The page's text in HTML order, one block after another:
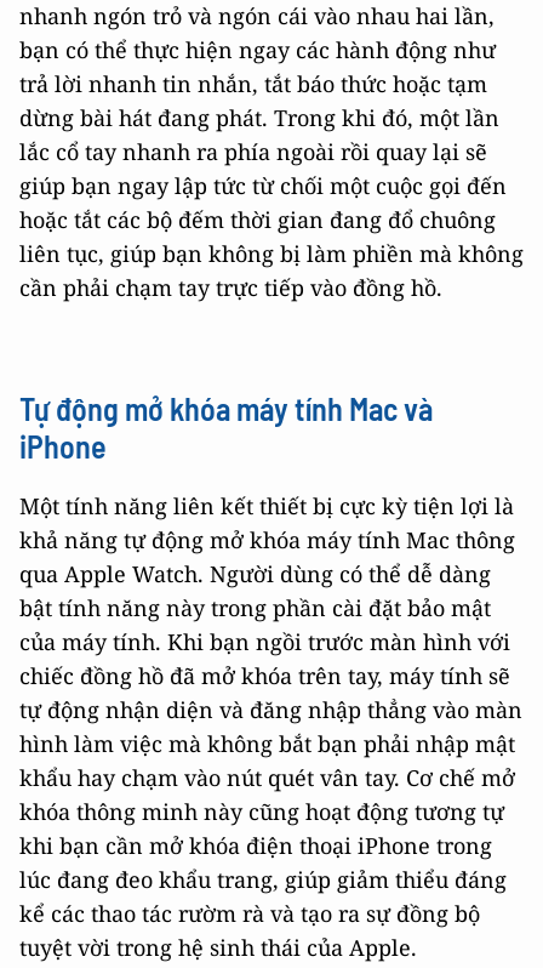
nhanh ngón trỏ và ngón cái vào nhau hai lần,
bạn có thể thực hiện ngay các hành động như
trả lời nhanh tin nhắn, tắt báo thức hoặc tạm
dừng bài hát đang phát. Trong khi đó, một lần
lắc cổ tay nhanh ra phía ngoài rồi quay lại sẽ
giúp bạn ngay lập tức từ chối một cuộc gọi đến
hoặc tắt các bộ đếm thời gian đang đổ chuông
liên tục, giúp bạn không bị làm phiền mà không
cần phải chạm tay trực tiếp vào đồng hồ.
Tự động mở khóa máy tính Mac và
iPhone
Một tính năng liên kết thiết bị cực kỳ tiện lợi là
khả năng tự động mở khóa máy tính Mac thông
qua Apple Watch. Người dùng có thể dễ dàng
bật tính năng này trong phần cài đặt bảo mật
của máy tính. Khi bạn ngồi trước màn hình với
chiếc đồng hồ đã mở khóa trên tay, máy tính sẽ
tự động nhận diện và đăng nhập thẳng vào màn
hình làm việc mà không bắt bạn phải nhập mật
khẩu hay chạm vào nút quét vân tay. Cơ chế mở
khóa thông minh này cũng hoạt động tương tự
khi bạn cần mở khóa điện thoại iPhone trong
lúc đang đeo khẩu trang, giúp giảm thiểu đáng
kể các thao tác rườm rà và tạo ra sự đồng bộ
tuyệt vời trong hệ sinh thái của Apple.